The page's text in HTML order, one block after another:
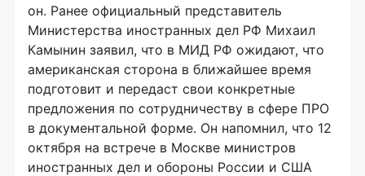
он. Ранее официальный представитель
Министерства иностранных дел РФ Михаил
Камынин заявил, что в МИД РФ ожидают, что
американская сторона в ближайшее время
подготовит и передаст свои конкретные
предложения по сотрудничеству в сфере ПРО
в документальной форме. Он напомнил, что 12
октября на встрече в Москве министров
иностранных дел и обороны России и США